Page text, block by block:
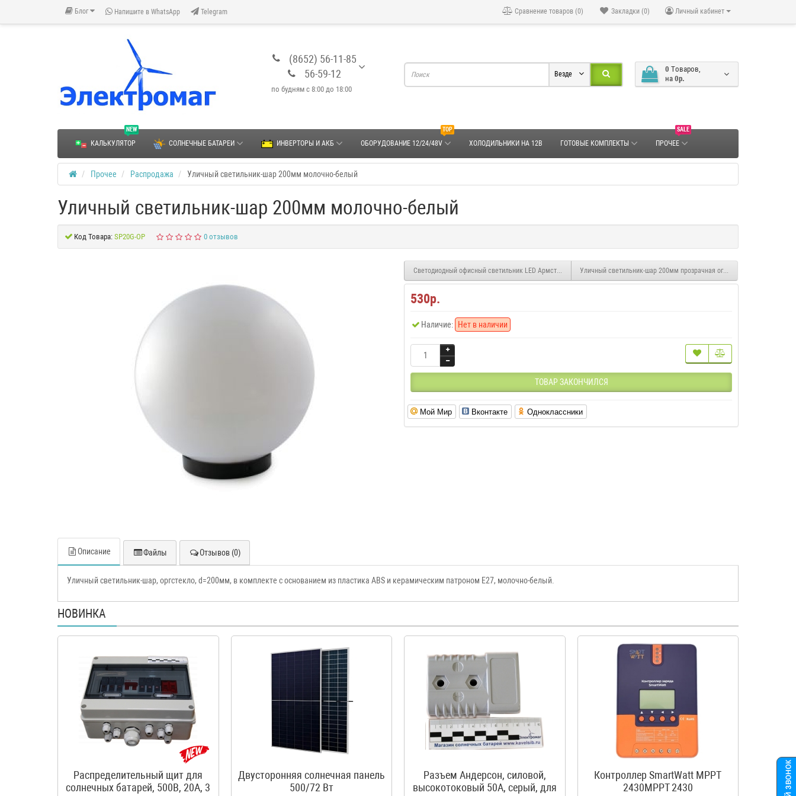
Блог Напишите в WhatsApp Telegram Личный кабинет
Закладки (0)
Сравнение товаров (0)
(8652) 56-11-85
56-59-12
по будням с 8:00 до 18:00
0 Tоваров,
на 0р.
Везде
NEW
КАЛЬКУЛЯТОР СОЛНЕЧНЫЕ БАТАРЕИ ИНВЕРТОРЫ И АКБ
TOP
ОБОРУДОВАНИЕ 12/24/48V ХОЛОДИЛЬНИКИ НА 12В ГОТОВЫЕ КОМПЛЕКТЫ
SALE
ПРОЧЕЕ
Прочее Распродажа Уличный светильник-шар 200мм молочно-белый
Уличный светильник-шар 200мм молочно-белый
Код Товара: SP20G-OP 0 отзывов
Светодиодный офисный светильник LED Армстронг Exmork Люкс «Призма»Уличный светильник-шар 200мм прозрачная огранка
530р.
Наличие: Нет в наличии
ТОВАР ЗАКОНЧИЛСЯ
Мой Мир Вконтакте Одноклассники
Описание Файлы Отзывов (0)
Уличный светильник-шар, оргстекло, d=200мм, в комплекте с основанием из пластика ABS и керамическим патроном Е27, молочно-белый.
НОВИНКА
Распределительный щит для
солнечных батарей, 500В, 20А, 3
Двусторонняя солнечная панель
500/72 Вт
Разъем Андерсон, силовой,
высокотоковый 50A, серый, для
Контроллер SmartWatt MPPT
2430MPPT 2430